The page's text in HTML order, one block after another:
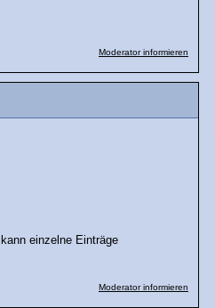
Moderator informieren
einzelne Einträge
Moderator informieren